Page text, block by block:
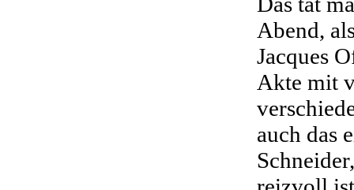
Abend,
Jacques
Akte mit
auch das